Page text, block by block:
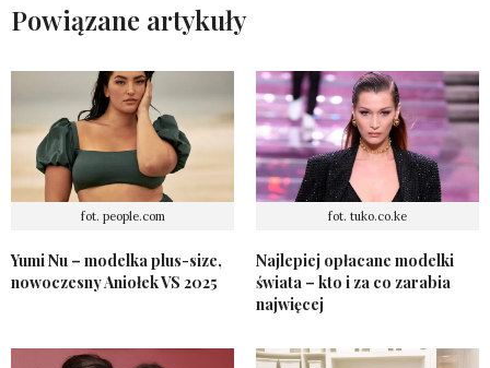
Powiązane artykuły
fot. people.com
Yumi Nu – modelka plus-size,
nowoczesny Aniołek VS 2025
fot. tuko.co.ke
Najlepiej opłacane modelki
świata – kto i za co zarabia
najwięcej